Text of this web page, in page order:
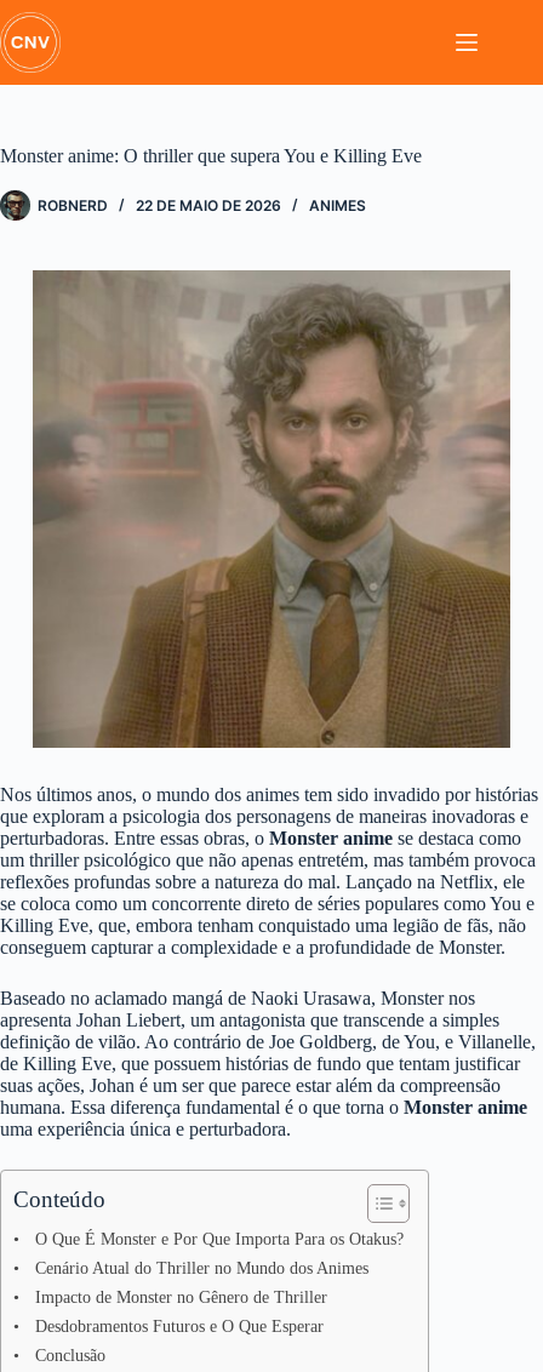
Pular
para
o
conteúdo
Monster anime: O thriller que supera You e Killing Eve
ROBNERD 22 DE MAIO DE 2026 ANIMES
Nos últimos anos, o mundo dos animes tem sido invadido por histórias
que exploram a psicologia dos personagens de maneiras inovadoras e
perturbadoras. Entre essas obras, o Monster anime se destaca como
um thriller psicológico que não apenas entretém, mas também provoca
reflexões profundas sobre a natureza do mal. Lançado na Netflix, ele
se coloca como um concorrente direto de séries populares como You e
Killing Eve, que, embora tenham conquistado uma legião de fãs, não
conseguem capturar a complexidade e a profundidade de Monster.
Baseado no aclamado mangá de Naoki Urasawa, Monster nos
apresenta Johan Liebert, um antagonista que transcende a simples
definição de vilão. Ao contrário de Joe Goldberg, de You, e Villanelle,
de Killing Eve, que possuem histórias de fundo que tentam justificar
suas ações, Johan é um ser que parece estar além da compreensão
humana. Essa diferença fundamental é o que torna o Monster anime
uma experiência única e perturbadora.
Conteúdo
O Que É Monster e Por Que Importa Para os Otakus?
Cenário Atual do Thriller no Mundo dos Animes
Impacto de Monster no Gênero de Thriller
Desdobramentos Futuros e O Que Esperar
Conclusão